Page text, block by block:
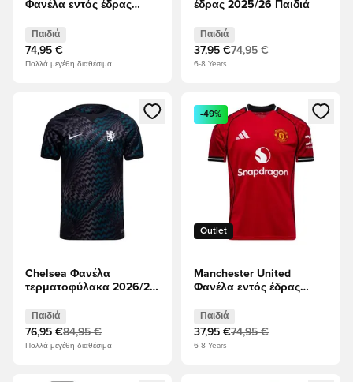
Φανέλα εντός έδρας
Παιδιά
74,95 €
Πολλά μεγέθη διαθέσιμα
έδρας 2025/26 Παιδιά
Παιδιά
37,95 €74,95 €
6-8 Years
Ανοίγει ένα Modal για να συνδεθείτε ή να εγγραφείτε ως
Chelsea Φανέλα
τερματοφύλακα 2026/27
Παιδιά
76,95 €84,95 €
Πολλά μεγέθη διαθέσιμα
Ανοίγει ένα Modal για να
Outlet
-49%
Manchester United
Φανέλα εντός έδρας
Παιδιά
37,95 €74,95 €
6-8 Years